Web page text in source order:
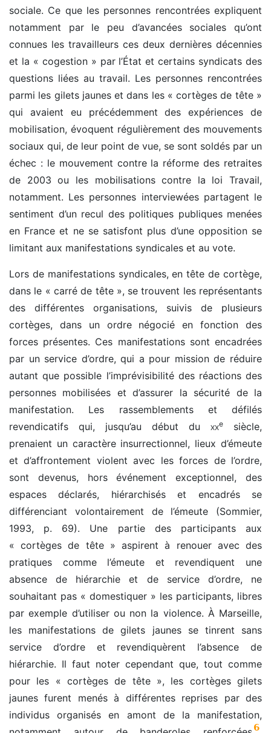
sociale. Ce que les personnes rencontrées expliquent
notamment par le peu d’avancées sociales qu’ont
connues les travailleurs ces deux dernières décennies
et la « cogestion » par l’État et certains syndicats des
questions liées au travail. Les personnes rencontrées
parmi les gilets jaunes et dans les « cortèges de tête »
qui avaient eu précédemment des expériences de
mobilisation, évoquent régulièrement des mouvements
sociaux qui, de leur point de vue, se sont soldés par un
échec : le mouvement contre la réforme des retraites
de 2003 ou les mobilisations contre la loi Travail,
notamment. Les personnes interviewées partagent le
sentiment d’un recul des politiques publiques menées
en France et ne se satisfont plus d’une opposition se
limitant aux manifestations syndicales et au vote.
Lors de manifestations syndicales, en tête de cortège,
dans le « carré de tête », se trouvent les représentants
des différentes organisations, suivis de plusieurs
cortèges, dans un ordre négocié en fonction des
forces présentes. Ces manifestations sont encadrées
par un service d’ordre, qui a pour mission de réduire
autant que possible l’imprévisibilité des réactions des
personnes mobilisées et d’assurer la sécurité de la
manifestation. Les rassemblements et défilés
revendicatifs qui, jusqu’au début du xxe
siècle,
prenaient un caractère insurrectionnel, lieux d’émeute
et d’affrontement violent avec les forces de l’ordre,
sont devenus, hors événement exceptionnel, des
espaces déclarés, hiérarchisés et encadrés se
différenciant volontairement de l’émeute (Sommier,
1993, p. 69). Une partie des participants aux
« cortèges de tête » aspirent à renouer avec des
pratiques comme l’émeute et revendiquent une
absence de hiérarchie et de service d’ordre, ne
souhaitant pas « domestiquer » les participants, libres
par exemple d’utiliser ou non la violence. À Marseille,
les manifestations de gilets jaunes se tinrent sans
service d’ordre et revendiquèrent l’absence de
hiérarchie. Il faut noter cependant que, tout comme
pour les « cortèges de tête », les cortèges gilets
jaunes furent menés à différentes reprises par des
individus organisés en amont de la manifestation,
6